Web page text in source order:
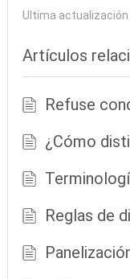
Ultima
Artículos
Refuse
¿Cómo
Reglas de